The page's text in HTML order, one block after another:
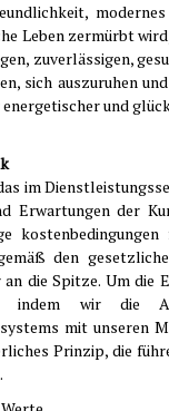
Leben zermürbt
zuverlässigen,
sich auszuruhen
und
im
Erwartungen der
den
die Spitze. Um die
indem wir die
mit unseren
Prinzip, die